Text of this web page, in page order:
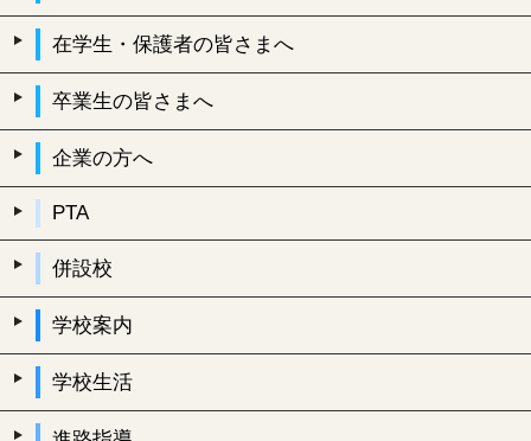
在学生・保護者の皆さまへ
卒業生の皆さまへ
企業の方へ
PTA
併設校
学校案内
学校生活